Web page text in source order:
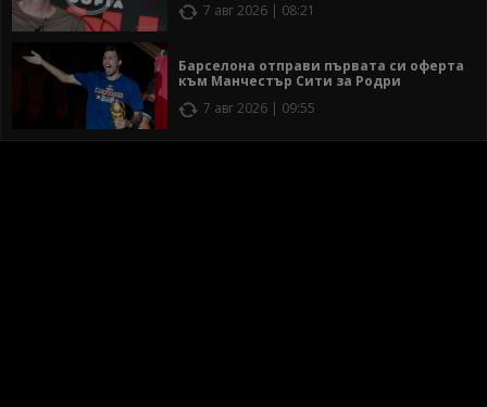
7 авг 2026 | 08:21
Барселона отправи първата си оферта
към Манчестър Сити за Родри
7 авг 2026 | 09:55